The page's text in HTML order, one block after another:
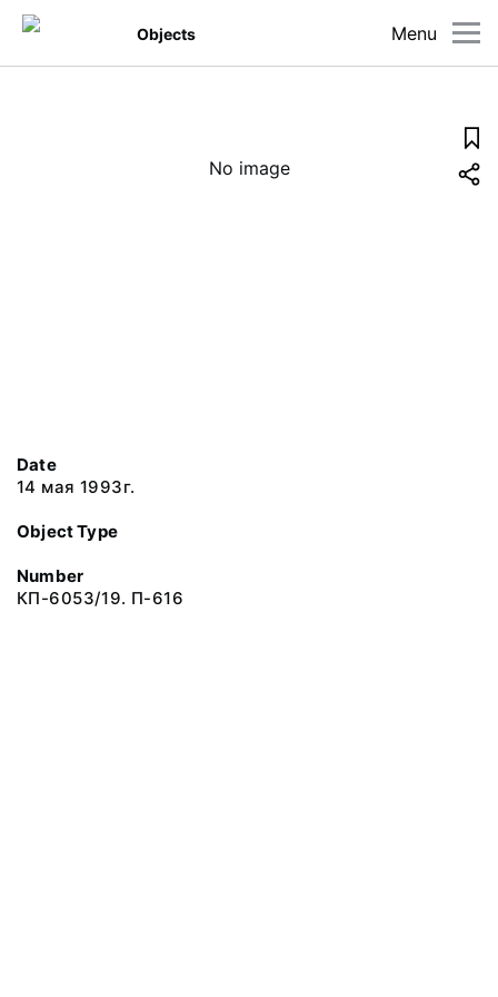
Menu
Objects
No image
Date
14 мая 1993г.
Object Type
Number
КП-6053/19. П-616